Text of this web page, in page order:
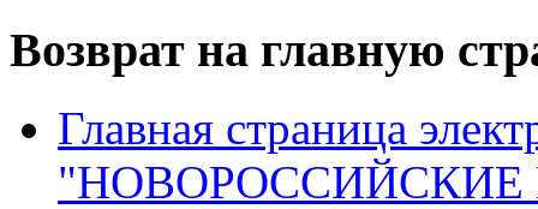
Возврат на главную
Главная страница
"НОВОРОССИЙСКИЕ